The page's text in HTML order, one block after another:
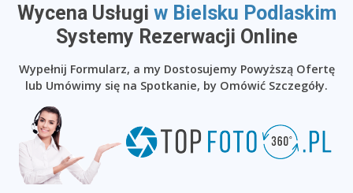
Wycena Usługi w Bielsku Podlaskim
​Systemy Rezerwacji Online
Wypełnij Formularz, a my Dostosujemy Powyższą Ofertę
lub Umówimy się na Spotkanie, by Omówić Szczegóły.